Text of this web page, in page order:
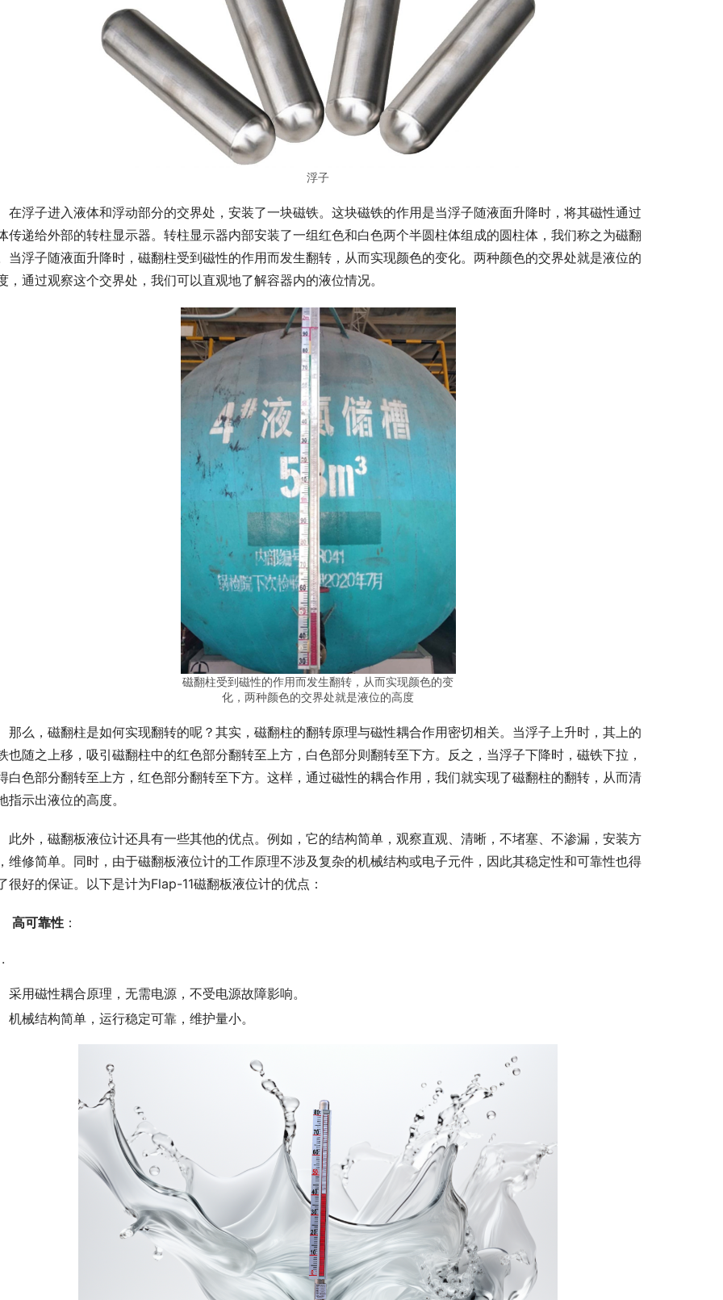
浮子
浮子进入液体和浮动部分的交界处，安装了一块磁铁。这块磁铁的作用是当浮子随液面升降时，将其磁性通过
传递给外部的转柱显示器。转柱显示器内部安装了一组红色和白色两个半圆柱体组成的圆柱体，我们称之为磁翻
当浮子随液面升降时，磁翻柱受到磁性的作用而发生翻转，从而实现颜色的变化。两种颜色的交界处就是液位的
，通过观察这个交界处，我们可以直观地了解容器内的液位情况。
磁翻柱受到磁性的作用而发生翻转，从而实现颜色的变
化，两种颜色的交界处就是液位的高度
么，磁翻柱是如何实现翻转的呢？其实，磁翻柱的翻转原理与磁性耦合作用密切相关。当浮子上升时，其上的
也随之上移，吸引磁翻柱中的红色部分翻转至上方，白色部分则翻转至下方。反之，当浮子下降时，磁铁下拉，
白色部分翻转至上方，红色部分翻转至下方。这样，通过磁性的耦合作用，我们就实现了磁翻柱的翻转，从而清
指示出液位的高度。
外，磁翻板液位计还具有一些其他的优点。例如，它的结构简单，观察直观、清晰，不堵塞、不渗漏，安装方
维修简单。同时，由于磁翻板液位计的工作原理不涉及复杂的机械结构或电子元件，因此其稳定性和可靠性也得
很好的保证。以下是计为Flap-11磁翻板液位计的优点：
高可靠性 ：
采用磁性耦合原理，无需电源，不受电源故障影响。
机械结构简单，运行稳定可靠，维护量小。